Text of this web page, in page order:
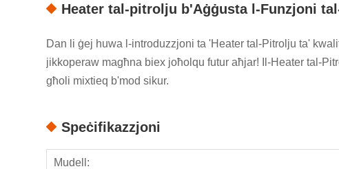
Heater tal-pitrolju b'Aġġusta l-Funzjoni
Dan li ġej huwa l-introduzzjoni ta 'Heater tal-Pitrolju ta'
jikkoperaw magħna biex joħolqu futur aħjar! Il-Heater tal-
għoli mixtieq b'mod sikur.
Speċifikazzjoni
Mudell: